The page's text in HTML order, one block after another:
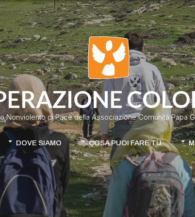
Nonviolento di Pace della Associazione Comunità Papa
DOVE SIAMO
Colombia
Cile-Mapuche
COSA PUOI FARE TU
Donazione
Donazione
Apri la tua